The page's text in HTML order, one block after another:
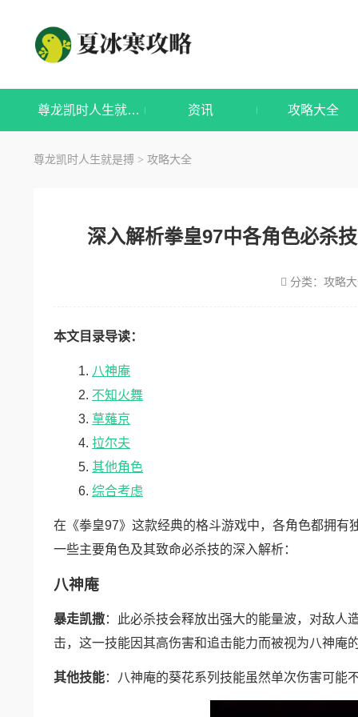
尊龙凯时人生就是搏 资讯 攻略大全
尊龙凯时人生就是搏 > 攻略大全
深入解析拳皇97中各角色必杀
分类： 攻略
本文目录导读：
八神庵
不知火舞
草薙京
拉尔夫
其他角色
综合考虑
在《拳皇97》这款经典的格斗游戏中，各角色都拥
一些主要角色及其致命必杀技的深入解析：
八神庵
暴走凯撒：此必杀技会释放出强大的能量波，对敌人
击，这一技能因其高伤害和追击能力而被视为八神庵
其他技能：八神庵的葵花系列技能虽然单次伤害可能